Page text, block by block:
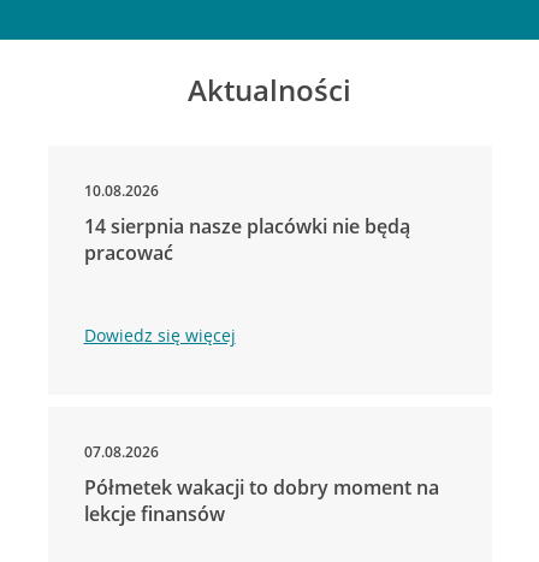
Aktualności
10.08.2026
14 sierpnia nasze placówki nie będą
pracować
Dowiedz się więcej
07.08.2026
Półmetek wakacji to dobry moment na
lekcje finansów